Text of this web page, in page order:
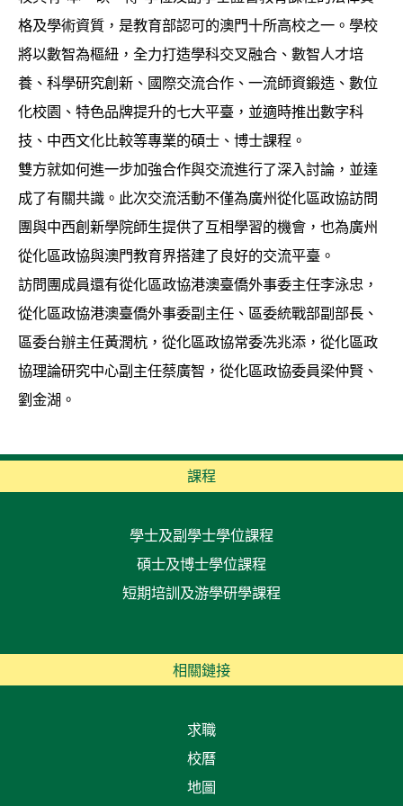
格及學術資質，是教育部認可的澳門十所高校之一。學校
將以數智為樞紐，全力打造學科交叉融合、數智人才培
養、科學研究創新、國際交流合作、一流師資鍛造、數位
化校園、特色品牌提升的七大平臺，並適時推出數字科
技、中西文化比較等專業的碩士、博士課程。
雙方就如何進一步加強合作與交流進行了深入討論，並達
成了有關共識。此次交流活動不僅為廣州從化區政協訪問
團與中西創新學院師生提供了互相學習的機會，也為廣州
從化區政協與澳門教育界搭建了良好的交流平臺。
訪問團成員還有從化區政協港澳臺僑外事委主任李泳忠，
從化區政協港澳臺僑外事委副主任、區委統戰部副部長、
區委台辦主任黃潤杭，從化區政協常委冼兆添，從化區政
協理論研究中心副主任蔡廣智，從化區政協委員梁仲賢、
劉金湖。
課程
學士及副學士學位課程
碩士及博士學位課程
短期培訓及游學研學課程
相關鏈接
求職
校曆
地圖